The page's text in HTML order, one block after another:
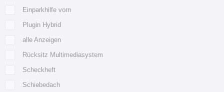
Einparkhilfe vorn
Plugin Hybrid
alle Anzeigen
Rücksitz Multimediasystem
Scheckheft
Schiebedach